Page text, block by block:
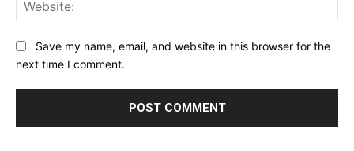
Save my name, email, and website in this browser for the
next time I comment.